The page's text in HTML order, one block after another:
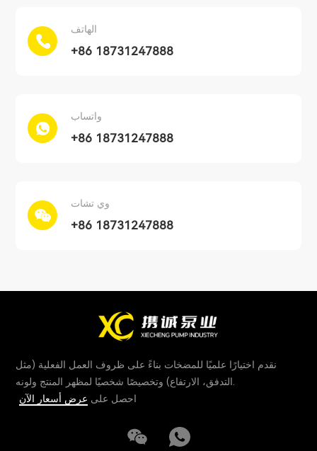
الهاتف
+86 18731247888
واتساب
+86 18731247888
وي تشات
+86 18731247888
نقدم اختيارًا علميًا للمضخات بناءً على ظروف العمل الفعلية (مثل
احصل على عرض أسعار الآن